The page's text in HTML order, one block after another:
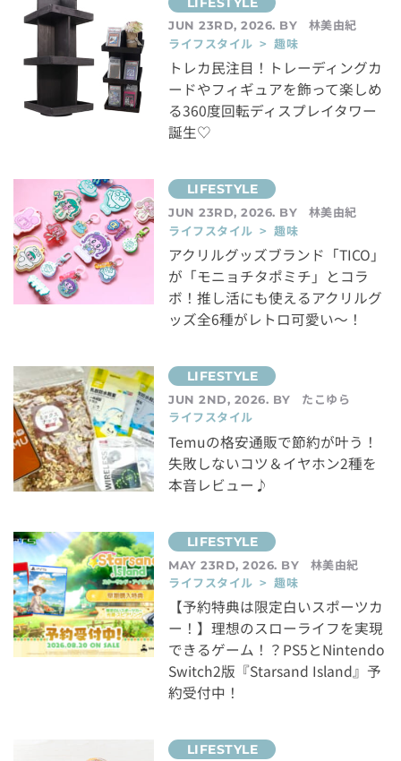
JUN 23RD, 2026. BY
林美由紀
ライフスタイル > 趣味
トレカ民注目！トレーディングカ
ードやフィギュアを飾って楽しめ
る360度回転ディスプレイタワー
誕生♡
JUN 23RD, 2026. BY
林美由紀
ライフスタイル > 趣味
アクリルグッズブランド「TICO」
が「モニョチタポミチ」とコラ
ボ！推し活にも使えるアクリルグ
ッズ全6種がレトロ可愛い～！
JUN 2ND, 2026. BY
たこゆら
ライフスタイル
Temuの格安通販で節約が叶う！
失敗しないコツ＆イヤホン2種を
本音レビュー♪
MAY 23RD, 2026. BY
林美由紀
ライフスタイル > 趣味
【予約特典は限定白いスポーツカ
ー！】理想のスローライフを実現
できるゲーム！？PS5とNintendo
Switch2版『Starsand Island』予
約受付中！